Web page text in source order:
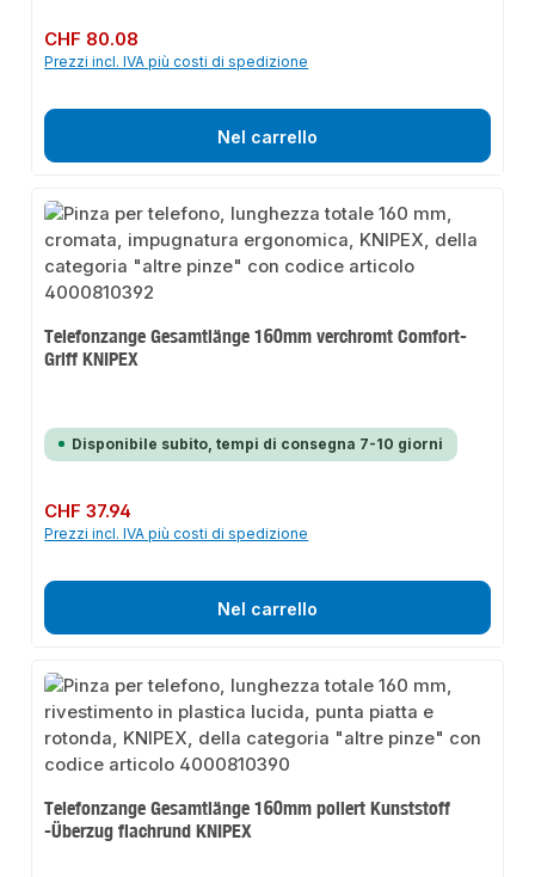
Prezzo normale:
CHF 80.08
Prezzi incl. IVA più costi di spedizione
Nel carrello
Telefonzange Gesamtlänge 160mm verchromt Comfort-
Griff KNIPEX
Disponibile subito, tempi di consegna 7-10 giorni
Prezzo normale:
CHF 37.94
Prezzi incl. IVA più costi di spedizione
Nel carrello
Telefonzange Gesamtlänge 160mm poliert Kunststoff
-Überzug flachrund KNIPEX